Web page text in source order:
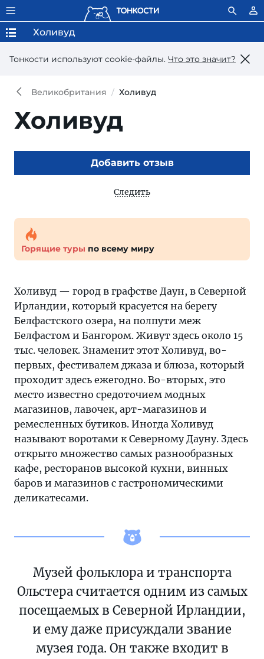
Тонкости используют сookie-файлы. Что это значит?
Холивуд
Великобритания Холивуд
Холивуд
Добавить отзыв
Следить
Горящие туры по всему миру
Холивуд — город в графстве Даун, в Северной
Ирландии, который красуется на берегу
Белфастского озера, на полпути меж
Белфастом и Бангором. Живут здесь около 15
тыс. человек. Знаменит этот Холивуд, во-
первых, фестивалем джаза и блюза, который
проходит здесь ежегодно. Во-вторых, это
место известно средоточием модных
магазинов, лавочек, арт-магазинов и
ремесленных бутиков. Иногда Холивуд
называют воротами к Северному Дауну. Здесь
открыто множество самых разнообразных
кафе, ресторанов высокой кухни, винных
баров и магазинов с гастрономическими
деликатесами.
Музей фольклора и транспорта
Ольстера считается одним из самых
посещаемых в Северной Ирландии,
и ему даже присуждали звание
музея года. Он также входит в